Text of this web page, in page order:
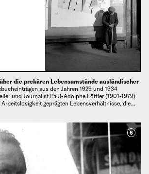
die prekären Lebensumstände ausländischer
aus den Jahren 1929 und 1934
und Journalist Paul-Adolphe Löffler (1901-1979)
geprägten Lebensverhältnisse, die…
6